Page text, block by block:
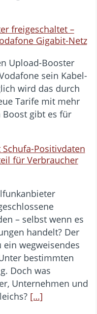
freigeschaltet –
Gigabit-Netz
Upload-Booster
sein Kabel-
wird das durch
Tarife mit mehr
gibt es für
Positivdaten
für Verbraucher
– selbst wenn es
handelt? Der
wegweisendes
bestimmten
Doch was
Unternehmen und
[…]